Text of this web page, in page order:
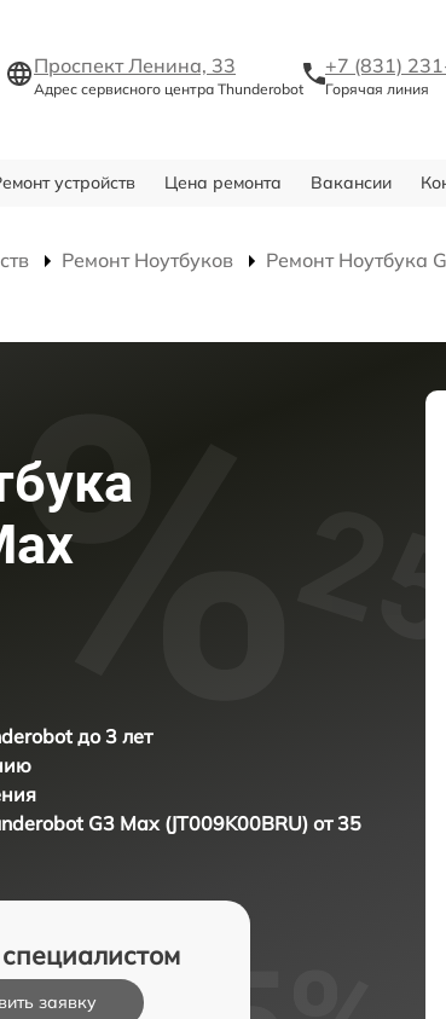
Проспект Ленина, 33
Адрес сервисного центра Thunderobot
+7 (831)
Горячая линия
устройств Цена ремонта Вакансии
Ремонт Ноутбуков
Ремонт Ноутбука
до 3 лет
G3 Max (JT009K00BRU) от 35
заявку